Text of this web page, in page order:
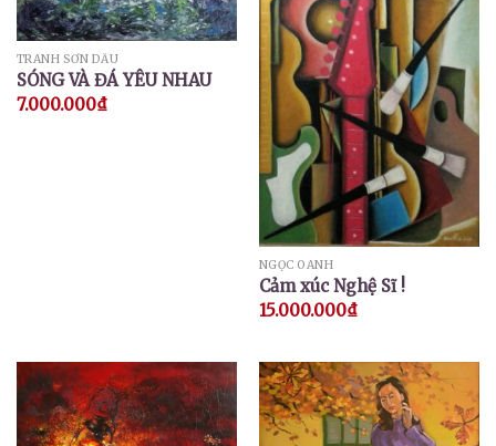
TRANH SƠN DẦU
SÓNG VÀ ĐÁ YÊU NHAU
7.000.000₫
NGỌC OANH
Cảm xúc Nghệ Sĩ !
15.000.000₫